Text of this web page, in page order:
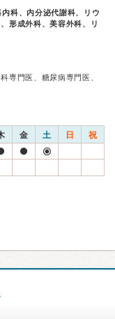
科、内分泌代謝科、リウ
形成外科、美容外科、リ
専門医、糖尿病専門医、
金 土 日 祝